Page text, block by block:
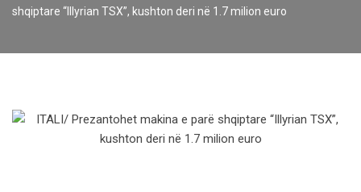
shqiptare “Illyrian TSX”, kushton deri në 1.7 milion euro